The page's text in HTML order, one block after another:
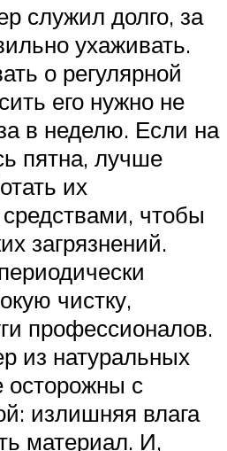
служил долго, за
ухаживать.
о регулярной
его нужно не
в неделю. Если на
пятна, лучше
их
чтобы
загрязнений.
чистку,
профессионалов.
из натуральных
осторожны с
излишняя влага
материал. И,